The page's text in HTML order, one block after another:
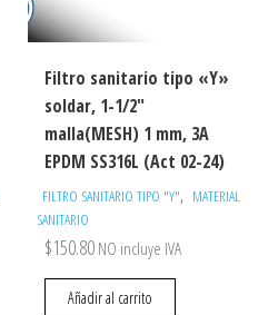
Filtro sanitario tipo «Y»
soldar, 1-1/2″
malla(MESH) 1 mm, 3A
EPDM SS316L (Act 02-24)
FILTRO SANITARIO TIPO "Y", MATERIAL
SANITARIO
$150.80 NO incluye IVA
Añadir al carrito